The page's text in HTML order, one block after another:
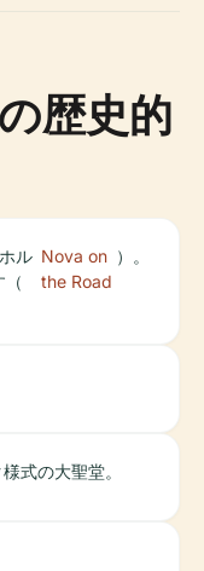
歴史的
ル
（
Nova on
the Road
）。
式の大聖堂。